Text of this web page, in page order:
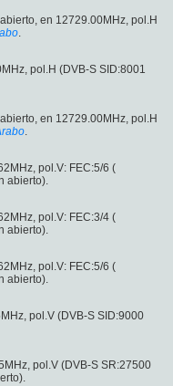
en 12729.00MHz, pol.H
.
pol.H (DVB-S SID:8001
en 12729.00MHz, pol.H
.
pol.V: FEC:5/6 (
abierto).
pol.V: FEC:3/4 (
abierto).
pol.V: FEC:5/6 (
abierto).
pol.V (DVB-S SID:9000
pol.V (DVB-S SR:27500